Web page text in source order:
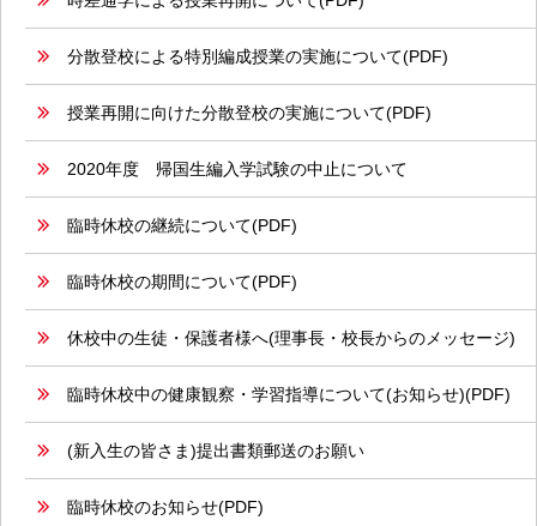
分散登校による特別編成授業の実施について(PDF)
授業再開に向けた分散登校の実施について(PDF)
2020年度 帰国生編入学試験の中止について
臨時休校の継続について(PDF)
臨時休校の期間について(PDF)
休校中の生徒・保護者様へ(理事長・校長からのメッセージ)
臨時休校中の健康観察・学習指導について(お知らせ)(PDF)
(新入生の皆さま)提出書類郵送のお願い
臨時休校のお知らせ(PDF)